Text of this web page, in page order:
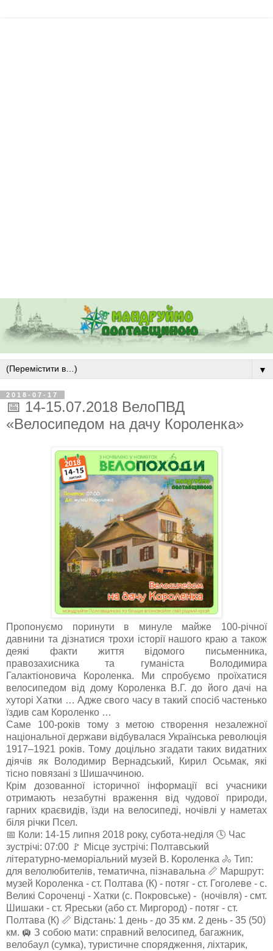
▼
2018-07-17
📅 14-15.07.2018 ВелоПВД
«Велосипедом на дачу Короленка»
Пропонуємо поринути в минуле майже 100-річної
давнини та дізнатися трохи історії нашого краю а також
деякі факти життя відомого письменника,
правозахисника та гуманіста Володимира
Галактіоновича Короленка. Ми спробуємо проїхатися
велосипедом від дому Короленка В.Г. до його дачі на
хуторі Хатки … Адже свого часу в такий спосіб частенько
їздив сам Короленко …
Саме 100-років тому з метою створення незалежної
національної держави відбувалася Українська революція
1917–1921 років. Тому доцільно згадати таких видатних
діячів як Володимир Вернадський, Кирил Осьмак, які
тісно повязані з Шишаччиною.
Крім дозованної історичної інформації всі учасники
отримають незабутні враження від чудової природи,
гарних краєвидів, їзди на велосипеді, ночівлі у наметах
біля річки Псел.
📅 Коли: 14-15 липня 2018 року, субота-неділя 🕓 Час
зустрічі: 07:00 🚩 Місце зустрічі: Полтавський
літературно-меморіальний музей В. Короленка 🚴 Тип:
для велолюбителів, тематична, пізнавальна 📏 Маршрут:
музей Короленка - ст. Полтава (К) - потяг - ст. Гоголеве - с.
Великі Сороченці - Хатки (с. Покровське) - (ночівля) - смт.
Шишаки - ст. Яреськи (або ст. Миргород) - потяг - ст.
Полтава (К) 📏 Відстань: 1 день - до 35 км. 2 день - 35 (50)
км. 🛄 З собою мати: справний велосипед, багажник,
велобаул (сумка), туристичне спорядження, ліхтарик,